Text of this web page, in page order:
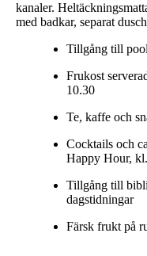
kanaler.
med badkar, separat
Tillgång till
Frukost
10.30
Te, kaffe och
Cocktails och
Happy Hour,
Tillgång till
dagstidningar
Färsk frukt på